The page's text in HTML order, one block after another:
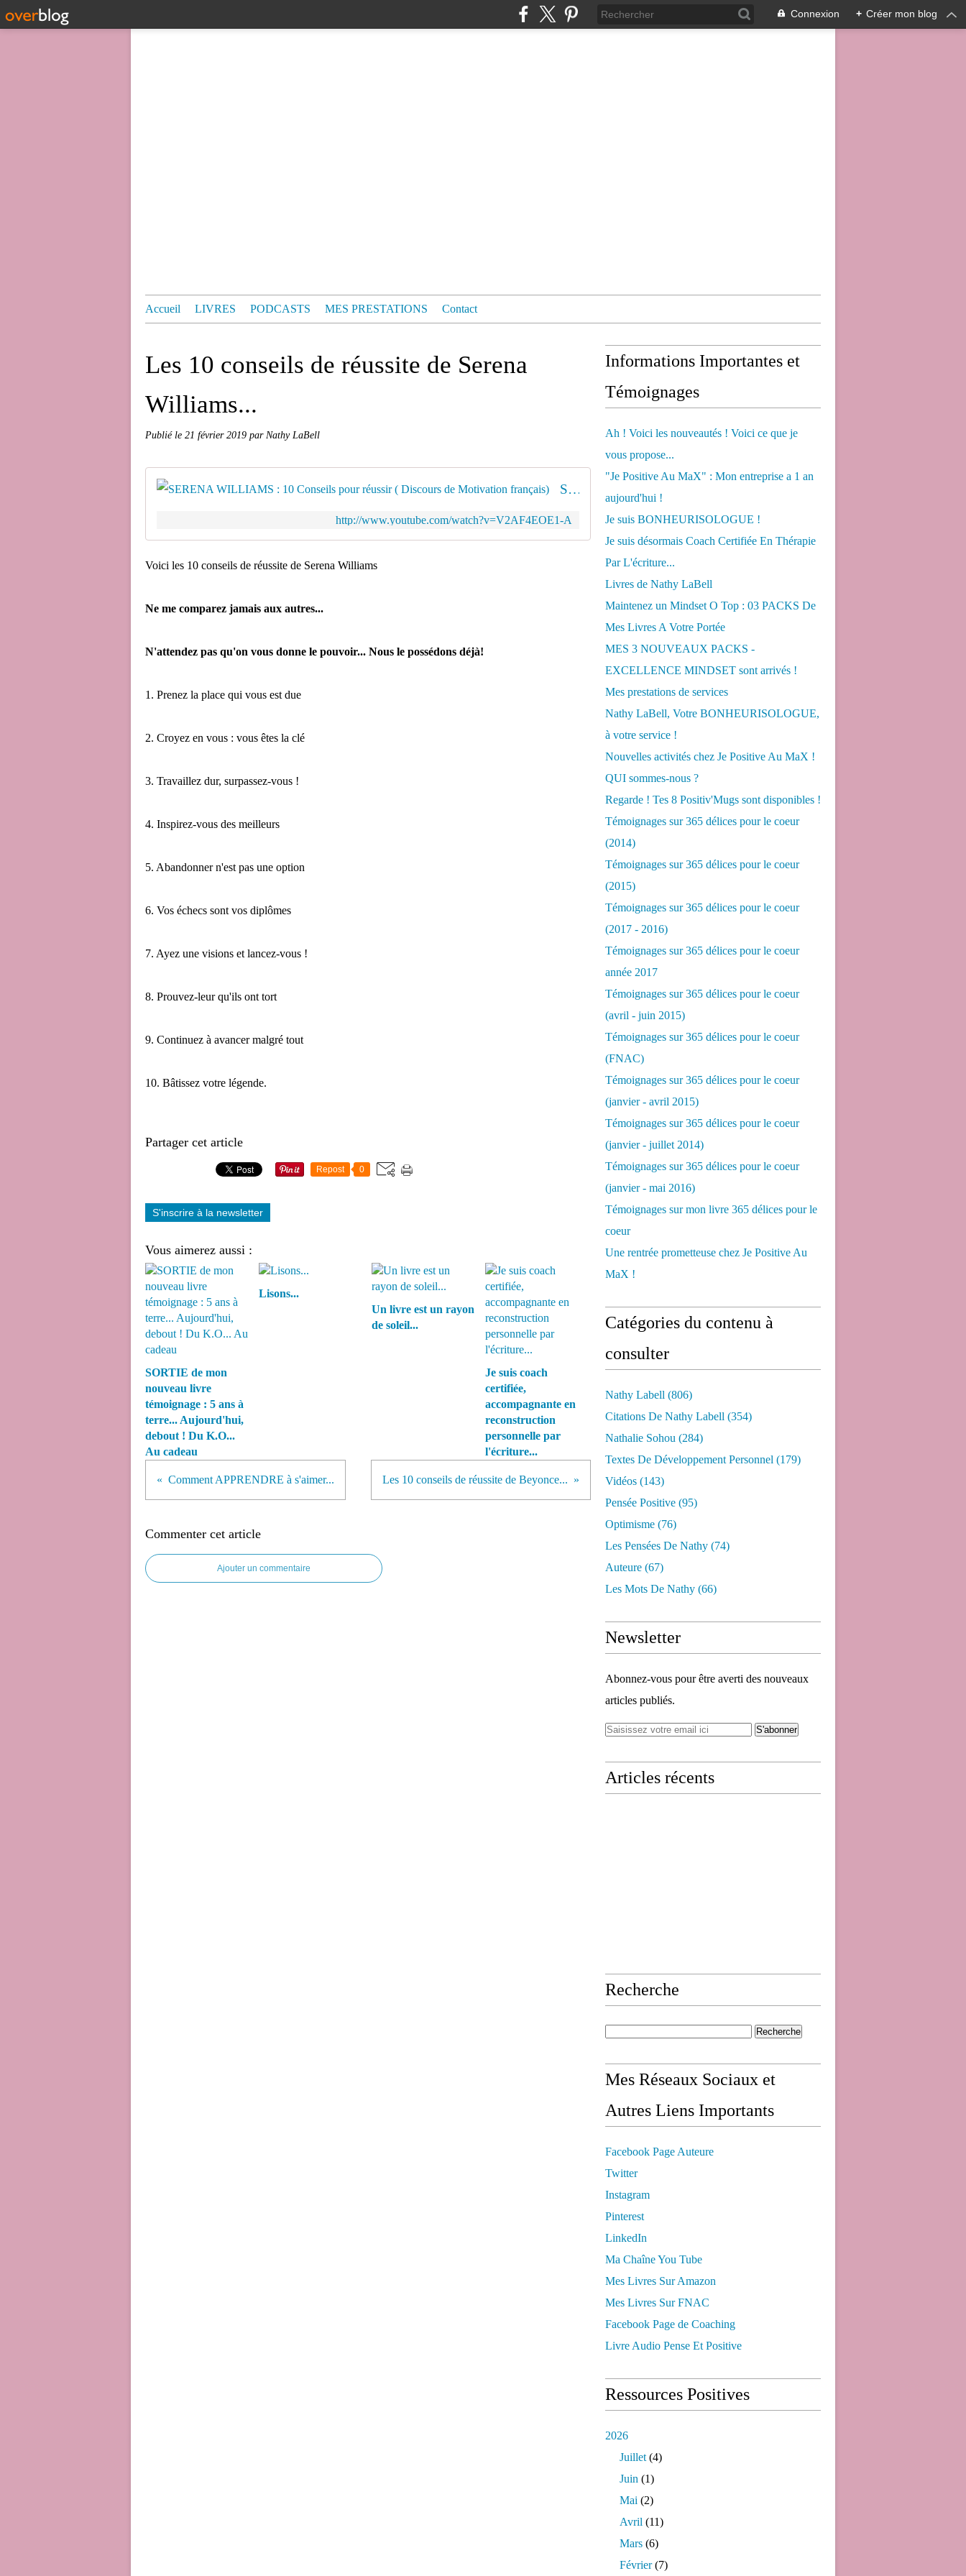
Connexion + Créer mon blog
Accueil LIVRES PODCASTS MES PRESTATIONS Contact
Les 10 conseils de réussite de Serena
Williams...
Publié le 21 février 2019 par Nathy LaBell
SERENA WILLIAMS : 10 Conseils pour réussir ( Discours de Motivation français)
http://www.youtube.com/watch?v=V2AF4EOE1-A
Voici les 10 conseils de réussite de Serena Williams
Ne me comparez jamais aux autres...
N'attendez pas qu'on vous donne le pouvoir... Nous le possédons déjà!
1. Prenez la place qui vous est due
2. Croyez en vous : vous êtes la clé
3. Travaillez dur, surpassez-vous !
4. Inspirez-vous des meilleurs
5. Abandonner n'est pas une option
6. Vos échecs sont vos diplômes
7. Ayez une visions et lancez-vous !
8. Prouvez-leur qu'ils ont tort
9. Continuez à avancer malgré tout
10. Bâtissez votre légende.
Partager cet article
Repost 0
S'inscrire à la newsletter
Vous aimerez aussi :
SORTIE de mon
nouveau livre
témoignage : 5 ans à
terre... Aujourd'hui,
debout ! Du K.O...
Au cadeau
Lisons...
Un livre est un rayon
de soleil...
Je suis coach
certifiée,
accompagnante en
reconstruction
personnelle par
l'écriture...
Comment APPRENDRE à s'aimer... Les 10 conseils de réussite de Beyonce...
Commenter cet article
Ajouter un commentaire
Informations Importantes et
Témoignages
Ah ! Voici les nouveautés ! Voici ce que je
vous propose...
"Je Positive Au MaX" : Mon entreprise a 1 an
aujourd'hui !
Je suis BONHEURISOLOGUE !
Je suis désormais Coach Certifiée En Thérapie
Par L'écriture...
Livres de Nathy LaBell
Maintenez un Mindset O Top : 03 PACKS De
Mes Livres A Votre Portée
MES 3 NOUVEAUX PACKS -
EXCELLENCE MINDSET sont arrivés !
Mes prestations de services
Nathy LaBell, Votre BONHEURISOLOGUE,
à votre service !
Nouvelles activités chez Je Positive Au MaX !
QUI sommes-nous ?
Regarde ! Tes 8 Positiv'Mugs sont disponibles !
Témoignages sur 365 délices pour le coeur
(2014)
Témoignages sur 365 délices pour le coeur
(2015)
Témoignages sur 365 délices pour le coeur
(2017 - 2016)
Témoignages sur 365 délices pour le coeur
année 2017
Témoignages sur 365 délices pour le coeur
(avril - juin 2015)
Témoignages sur 365 délices pour le coeur
(FNAC)
Témoignages sur 365 délices pour le coeur
(janvier - avril 2015)
Témoignages sur 365 délices pour le coeur
(janvier - juillet 2014)
Témoignages sur 365 délices pour le coeur
(janvier - mai 2016)
Témoignages sur mon livre 365 délices pour le
coeur
Une rentrée prometteuse chez Je Positive Au
MaX !
Catégories du contenu à
consulter
Nathy Labell (806)
Citations De Nathy Labell (354)
Nathalie Sohou (284)
Textes De Développement Personnel (179)
Vidéos (143)
Pensée Positive (95)
Optimisme (76)
Les Pensées De Nathy (74)
Auteure (67)
Les Mots De Nathy (66)
Newsletter
Abonnez-vous pour être averti des nouveaux
articles publiés.
Articles récents
Recherche
Mes Réseaux Sociaux et
Autres Liens Importants
Facebook Page Auteure
Twitter
Instagram
Pinterest
LinkedIn
Ma Chaîne You Tube
Mes Livres Sur Amazon
Mes Livres Sur FNAC
Facebook Page de Coaching
Livre Audio Pense Et Positive
Ressources Positives
2026
Juillet (4)
Juin (1)
Mai (2)
Avril (11)
Mars (6)
Février(7)